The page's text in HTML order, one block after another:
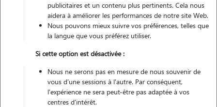
L'envoi d'une demande est sans engagement
publicitaires et un contenu plus pertinents. Cela nous
aidera à améliorer les performances de notre site Web.
Nous pouvons mieux suivre vos préférences, telles que
la langue que vous préférez utiliser.
Si cette option est désactivée :
Nous ne serons pas en mesure de nous souvenir de
vous d'une sessions à l'autre. Par conséquent,
l'expérience ne sera peut-être pas adaptée à vos
centres d'intérêt.